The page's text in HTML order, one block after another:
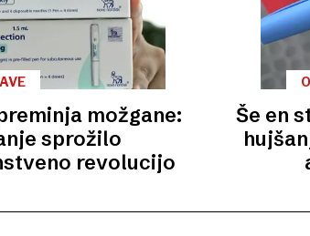
možgane:
sprožilo
revolucijo
Še en